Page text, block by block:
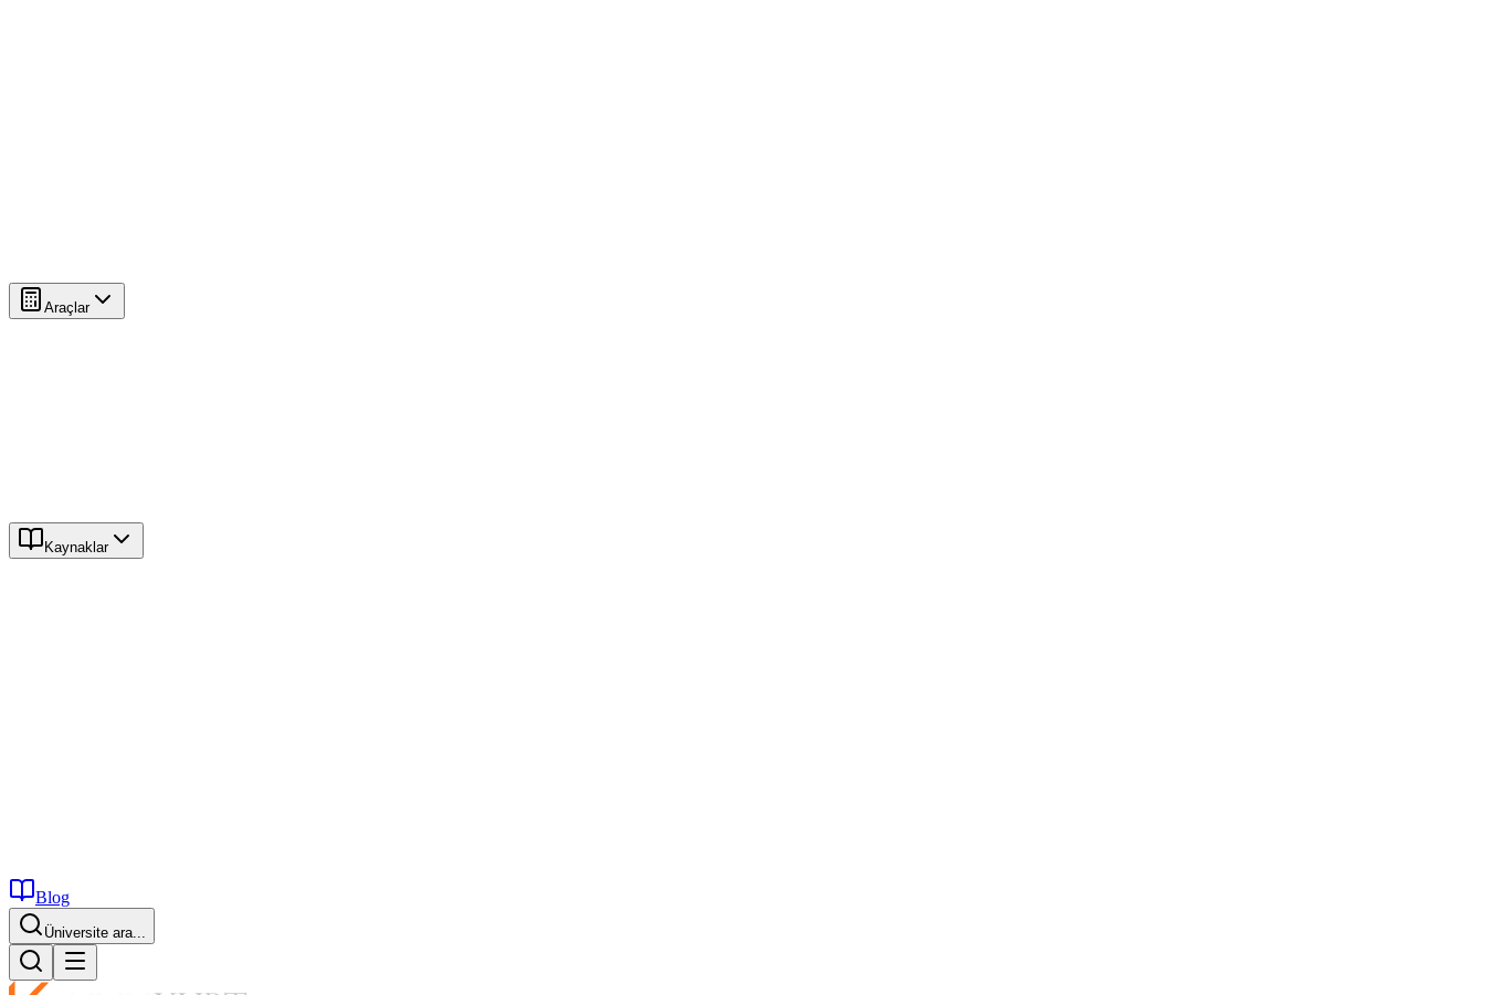
Araçlar
Kaynaklar
Blog
İstanbul...